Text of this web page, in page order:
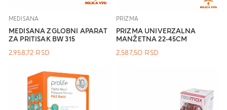
MEDISANA
MEDISANA ZGLOBNI APARAT
ZA PRITISAK BW 315
2.958,72 RSD
PRIZMA
PRIZMA UNIVERZALNA
MANŽETNA 22-45CM
2.587,50 RSD